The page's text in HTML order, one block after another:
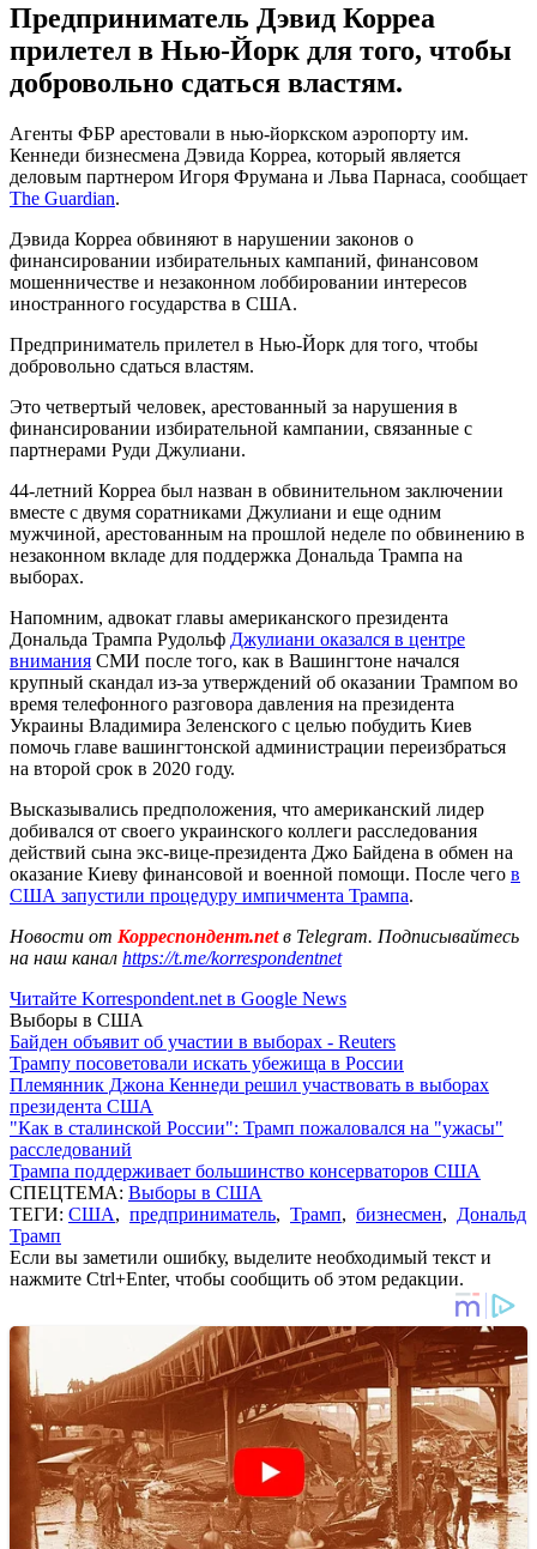
Предприниматель Дэвид Корреа
прилетел в Нью-Йорк для того, чтобы
добровольно сдаться властям.
Агенты ФБР арестовали в нью-йоркском аэропорту им.
Кеннеди бизнесмена Дэвида Корреа, который является
деловым партнером Игоря Фрумана и Льва Парнаса, сообщает
The Guardian.
Дэвида Корреа обвиняют в нарушении законов о
финансировании избирательных кампаний, финансовом
мошенничестве и незаконном лоббировании интересов
иностранного государства в США.
Предприниматель прилетел в Нью-Йорк для того, чтобы
добровольно сдаться властям.
Это четвертый человек, арестованный за нарушения в
финансировании избирательной кампании, связанные с
партнерами Руди Джулиани.
44-летний Корреа был назван в обвинительном заключении
вместе с двумя соратниками Джулиани и еще одним
мужчиной, арестованным на прошлой неделе по обвинению в
незаконном вкладе для поддержка Дональда Трампа на
выборах.
Напомним, адвокат главы американского президента
Дональда Трампа Рудольф Джулиани оказался в центре
внимания СМИ после того, как в Вашингтоне начался
крупный скандал из-за утверждений об оказании Трампом во
время телефонного разговора давления на президента
Украины Владимира Зеленского с целью побудить Киев
помочь главе вашингтонской администрации переизбраться
на второй срок в 2020 году.
Высказывались предположения, что американский лидер
добивался от своего украинского коллеги расследования
действий сына экс-вице-президента Джо Байдена в обмен на
оказание Киеву финансовой и военной помощи. После чего в
США запустили процедуру импичмента Трампа.
Новости от Корреспондент.netв Telegram. Подписывайтесь
на наш канал https://t.me/korrespondentnet
Читайте Korrespondent.net в Google News
Выборы в США
Байден объявит об участии в выборах - Reuters
Трампу посоветовали искать убежища в России
Племянник Джона Кеннеди решил участвовать в выборах
президента США
"Как в сталинской России": Трамп пожаловался на "ужасы"
расследований
Трампа поддерживает большинство консерваторов США
СПЕЦТЕМА: Выборы в США
ТЕГИ: США, предприниматель, Трамп, бизнесмен, Дональд
Трамп
Если вы заметили ошибку, выделите необходимый текст и
нажмите Ctrl+Enter, чтобы сообщить об этом редакции.